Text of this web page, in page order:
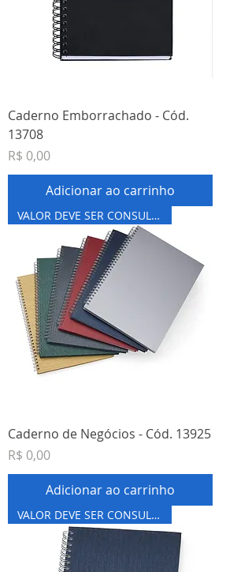
Caderno Emborrachado - Cód.
13708
Preço
R$ 0,00
Adicionar ao carrinho
VALOR DEVE SER CONSULTADO
Caderno de Negócios - Cód. 13925
Preço
R$ 0,00
Adicionar ao carrinho
VALOR DEVE SER CONSULTADO